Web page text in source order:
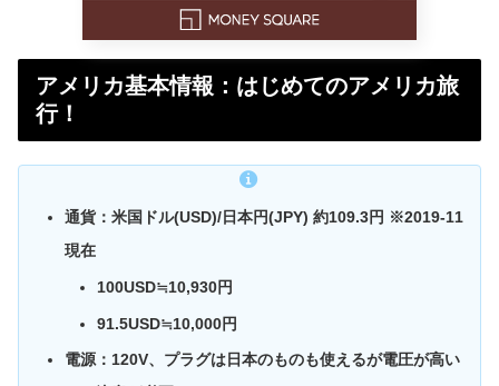
アメリカ基本情報：はじめてのアメリカ旅
行！
通貨： 米国ドル(USD)/日本円(JPY) 約109.3円 ※2019-11
現在
100USD≒10,930円
91.5USD≒10,000円
電源： 120V、プラグは日本のものも使えるが電圧が高い